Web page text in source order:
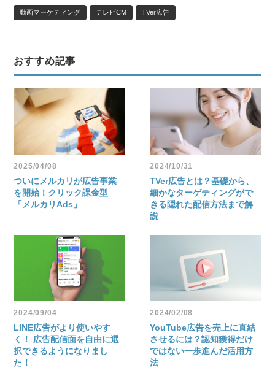
動画マーケティング テレビCM TVer広告
おすすめ記事
2025/04/08
ついにメルカリが広告事業
を開始！クリック課金型
「メルカリAds」
2024/10/31
TVer広告とは？基礎から、
細かなターゲティングがで
きる隠れた配信方法まで解
説
2024/09/04
LINE広告がより使いやす
く！ 広告配信面を自由に選
択できるようになりまし
た！
2024/02/08
YouTube広告を売上に直結
させるには？認知獲得だけ
ではない一歩進んだ活用方
法